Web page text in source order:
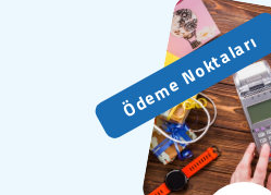
Ödeme Noktaları